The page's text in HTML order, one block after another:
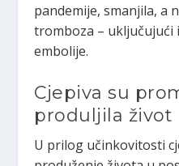
pandemije, smanjila, a
tromboza – uključujući
embolije.
Cjepiva su
produljila život
U prilog učinkovitosti